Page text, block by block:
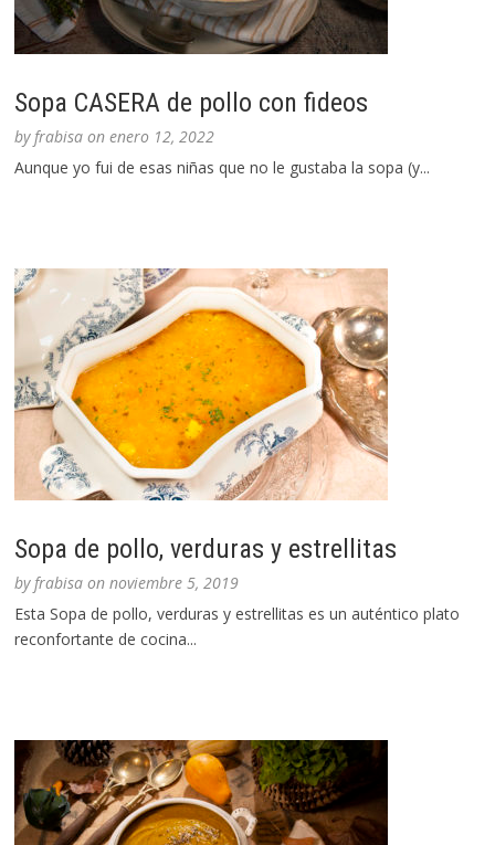
Sopa CASERA de pollo con fideos
byfrabisa onenero 12, 2022
Aunque yo fui de esas niñas que no le gustaba la sopa (y...
Sopa de pollo, verduras y estrellitas
byfrabisa onnoviembre 5, 2019
Esta Sopa de pollo, verduras y estrellitas es un auténtico plato
reconfortante de cocina...